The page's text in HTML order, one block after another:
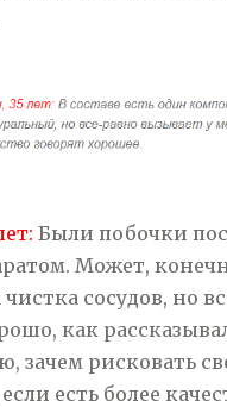
Были побочки
Может,
сосудов, но
как
зачем рисковать
есть более